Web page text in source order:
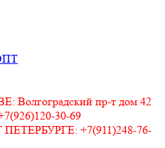
Волгоградский пр-т дом 42
30-69
+7(911)248-76-